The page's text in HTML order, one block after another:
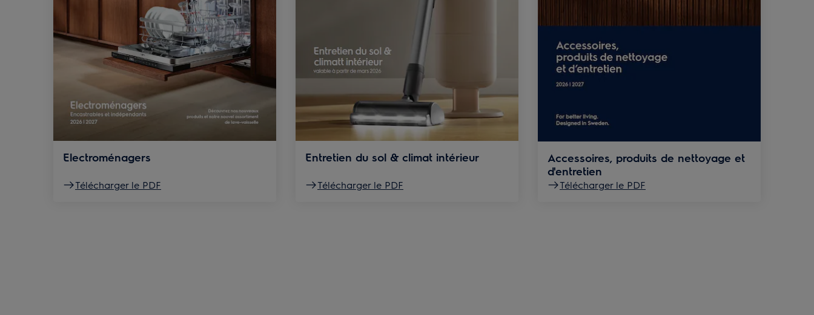
Electroménagers
Télécharger le PDF
Entretien du sol & climat intérieur
Télécharger le PDF
Accessoires, produits de nettoyage et
d'entretien
Télécharger le PDF